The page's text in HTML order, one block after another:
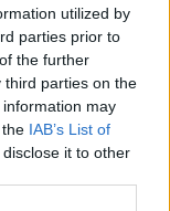
utilized by
parties prior to
the further
third parties on the
information may
IAB’s List of
it to other
Turisté tak mohou
města Rožmitálu
přírodu Brd.